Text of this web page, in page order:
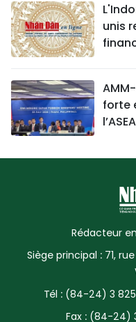
unis
forte
Rédacteur
Siège principal : 71,
Tél : (84-24) 3
Fax : (84-24)